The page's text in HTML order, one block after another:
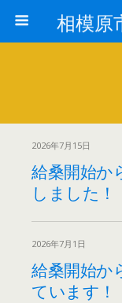
2026年7月15日
給桑開始
しました！
2026年7月1日
給桑開始か
ています！